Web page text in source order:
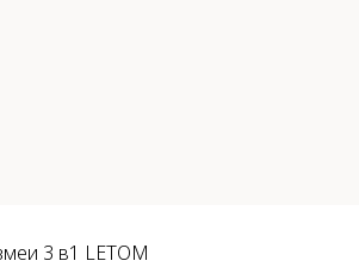
3 в1 LETOM